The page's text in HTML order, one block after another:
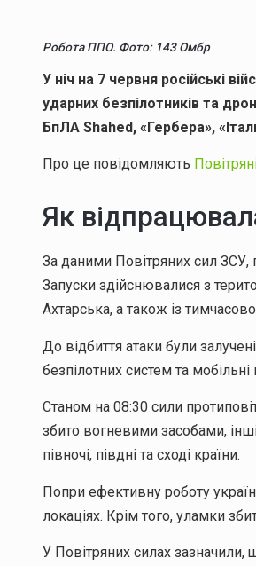
Робота ППО. Фото: 143 Омбр
У ніч на 7 червня російські
ударних безпілотників та
БпЛА Shahed, «Гербера»,
Про це повідомляють
Як
За даними Повітряних сил ЗСУ,
Запуски здійснювалися з
Ахтарська, а також із
До відбиття атаки були
безпілотних систем та
Станом на 08:30 сили
збито вогневими засобами,
півночі, півдні та сході країни.
Попри ефективну роботу
локаціях. Крім того, уламки
У Повітряних силах